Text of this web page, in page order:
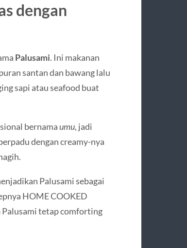
dengan
Palusami. Ini makanan
santan dan bawang lalu
sapi atau seafood buat
bernama umu, jadi
dengan creamy-nya
Palusami sebagai
HOME COOKED
Palusami tetap comforting